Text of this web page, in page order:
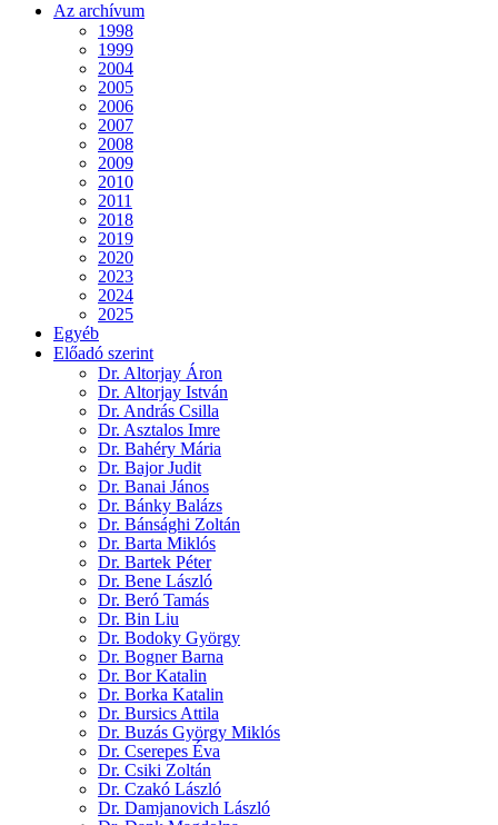
Az archívum
1998
1999
2004
2005
2006
2007
2008
2009
2010
2011
2018
2019
2020
2023
2024
2025
Egyéb
Előadó szerint
Dr. Altorjay Áron
Dr. Altorjay István
Dr. András Csilla
Dr. Asztalos Imre
Dr. Bahéry Mária
Dr. Bajor Judit
Dr. Banai János
Dr. Bánky Balázs
Dr. Bánsághi Zoltán
Dr. Barta Miklós
Dr. Bartek Péter
Dr. Bene László
Dr. Beró Tamás
Dr. Bin Liu
Dr. Bodoky György
Dr. Bogner Barna
Dr. Bor Katalin
Dr. Borka Katalin
Dr. Bursics Attila
Dr. Buzás György Miklós
Dr. Cserepes Éva
Dr. Csiki Zoltán
Dr. Czakó László
Dr. Damjanovich László